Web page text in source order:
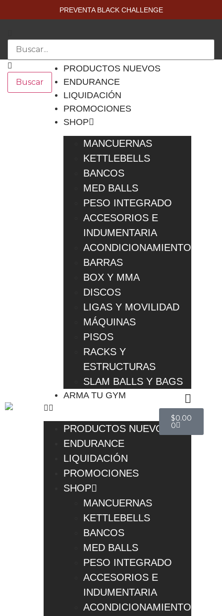
PREVENTA BLACK CHALLENGE
Buscar
PRODUCTOS NUEVOS
ENDURANCE
LIQUIDACIÓN
PROMOCIONES
SHOP
MANCUERNAS
KETTLEBELLS
BANCOS
MED BALLS
PESO INTEGRADO
ACCESORIOS E
INDUMENTARIA
ACONDICIONAMIENTO
BARRAS
BOX Y MMA
DISCOS
LIGAS Y MOVILIDAD
MÁQUINAS
PISOS
RACKS Y
ESTRUCTURAS
SLAM BALLS Y BAGS
ARMA TU GYM
PRODUCTOS NUEVOS
ENDURANCE
LIQUIDACIÓN
PROMOCIONES
SHOP
MANCUERNAS
KETTLEBELLS
BANCOS
MED BALLS
PESO INTEGRADO
ACCESORIOS E
INDUMENTARIA
ACONDICIONAMIENTO
$0.00
0